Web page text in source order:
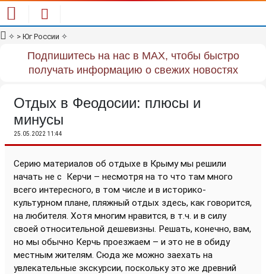
✧ > Юг России ✧
Подпишитесь на нас в MAX, чтобы быстро
получать информацию о свежих новостях
Отдых в Феодосии: плюсы и
минусы
25.05.2022 11:44
Серию материалов об отдыхе в Крыму мы решили
начать не с Керчи – несмотря на то что там много
всего интересного, в том числе и в историко-
культурном плане, пляжный отдых здесь, как говорится,
на любителя. Хотя многим нравится, в т.ч. и в силу
своей относительной дешевизны. Решать, конечно, вам,
но мы обычно Керчь проезжаем – и это не в обиду
местным жителям. Сюда же можно заехать на
увлекательные экскурсии, поскольку это же древний